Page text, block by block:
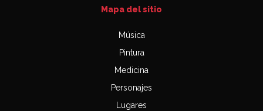
Mapa del sitio
Música
Pintura
Medicina
Personajes
Lugares